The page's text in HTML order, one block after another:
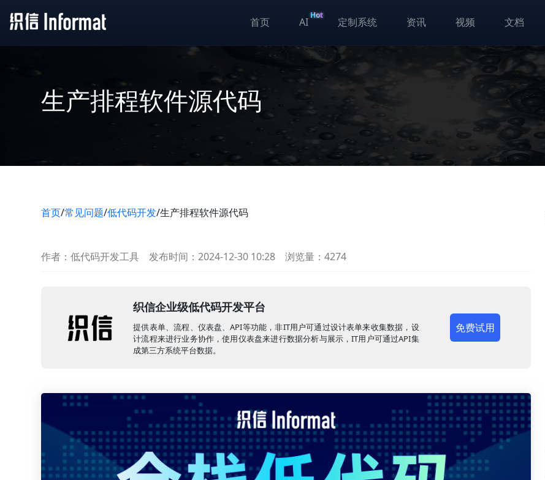
首页 AI
Hot
定制系统 资讯 视频 文档
生产排程软件源代码
首页/常见问题/低代码开发/生产排程软件源代码
作者：低代码开发工具 发布时间：2024-12-30 10:28 浏览量：4274
织信企业级低代码开发平台
提供表单、流程、仪表盘、API等功能，非IT用户可通过设计表单来收集数据，设
计流程来进行业务协作，使用仪表盘来进行数据分析与展示，IT用户可通过API集
成第三方系统平台数据。
免费试用